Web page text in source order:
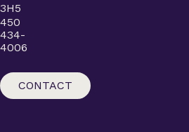
3H5
450
434-
4006
CONTACT